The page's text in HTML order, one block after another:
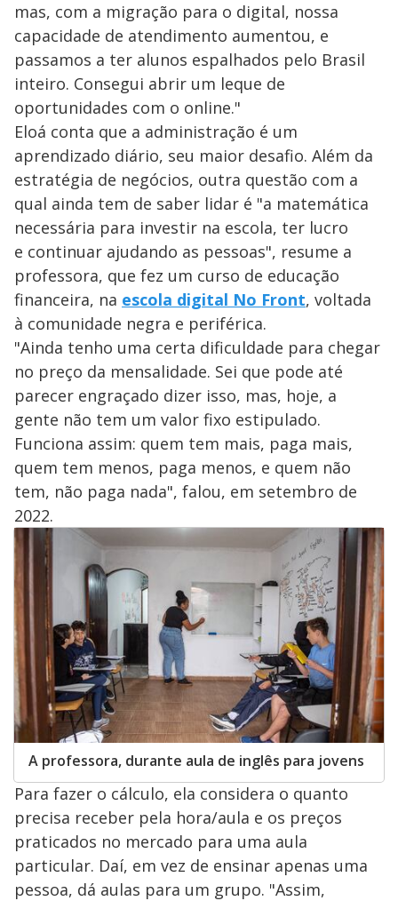
mas, com a migração para o digital, nossa
capacidade de atendimento aumentou, e
passamos a ter alunos espalhados pelo Brasil
inteiro. Consegui abrir um leque de
oportunidades com o online."
Eloá conta que a administração é um
aprendizado diário, seu maior desafio. Além da
estratégia de negócios, outra questão com a
qual ainda tem de saber lidar é "a matemática
necessária para investir na escola, ter lucro
e continuar ajudando as pessoas", resume a
professora, que fez um curso de educação
financeira, na escola digital No Front, voltada
à comunidade negra e periférica.
"Ainda tenho uma certa dificuldade para chegar
no preço da mensalidade. Sei que pode até
parecer engraçado dizer isso, mas, hoje, a
gente não tem um valor fixo estipulado.
Funciona assim: quem tem mais, paga mais,
quem tem menos, paga menos, e quem não
tem, não paga nada", falou, em setembro de
2022.
A professora, durante aula de inglês para jovens
Para fazer o cálculo, ela considera o quanto
precisa receber pela hora/aula e os preços
praticados no mercado para uma aula
particular. Daí, em vez de ensinar apenas uma
pessoa, dá aulas para um grupo. "Assim,